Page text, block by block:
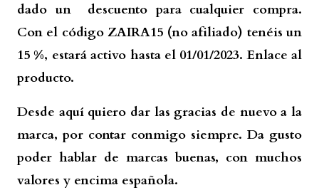
dado un descuento para cualquier compra.
Con el código ZAIRA15 (no afiliado) tenéis un
15 %, estará activo hasta el 01/01/2023.Enlace al
producto.
Desde aquí quiero dar las gracias de nuevo a la
marca, por contar conmigo siempre. Da gusto
poder hablar de marcas buenas, con muchos
valores y encima española.